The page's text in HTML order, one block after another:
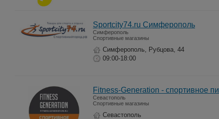
Sportcity74.ru Симферополь
Симферополь
Спортивные магазины
Симферополь, Рубцова, 44
09:00-18:00
Fitness-Generation - спортивное
Севастополь
Спортивные магазины
Севастополь